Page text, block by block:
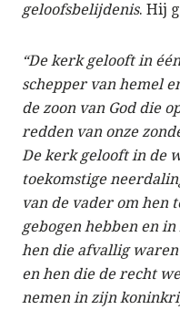
geloofsbelijdenis. Hij
“De kerk gelooft in
schepper van hemel
de zoon van God die
redden van onze
De kerk gelooft in de
toekomstige
van de vader om hen
gebogen hebben en
hen die afvallig
en hen die de recht
nemen in zijn